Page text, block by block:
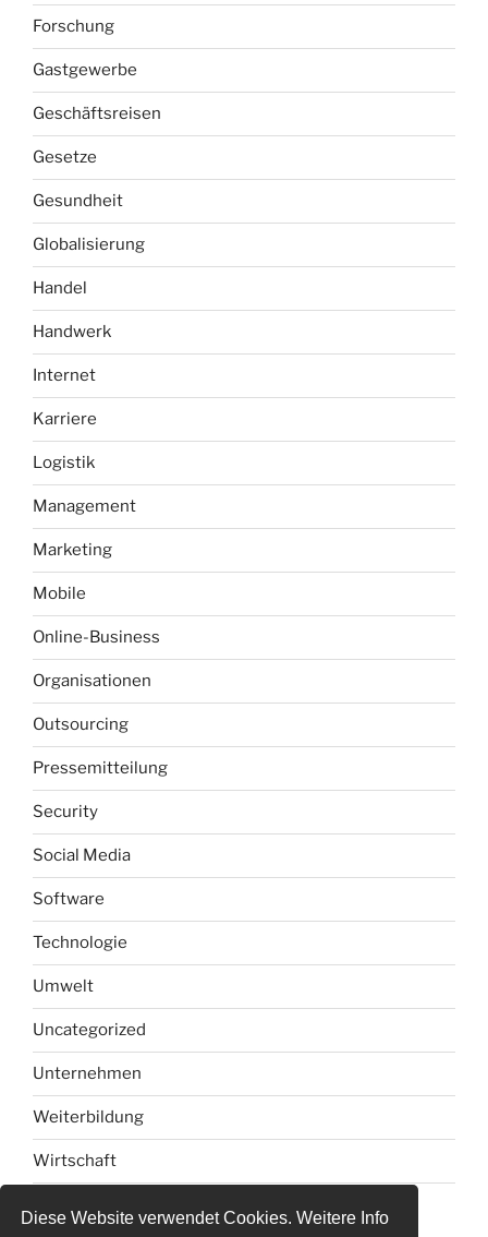
Diese Website verwendet Cookies. Weitere Info
Forschung
Gastgewerbe
Geschäftsreisen
Gesetze
Gesundheit
Globalisierung
Handel
Handwerk
Internet
Karriere
Logistik
Management
Marketing
Mobile
Online-Business
Organisationen
Outsourcing
Pressemitteilung
Security
Social Media
Software
Technologie
Umwelt
Uncategorized
Unternehmen
Weiterbildung
Wirtschaft